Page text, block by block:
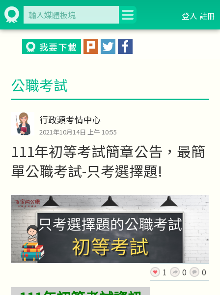
登入 註冊
公職考試
行政類考情中心
2021年10月14日 上午 10:55
111年初等考試簡章公告，最簡
單公職考試-只考選擇題!
1 0 0